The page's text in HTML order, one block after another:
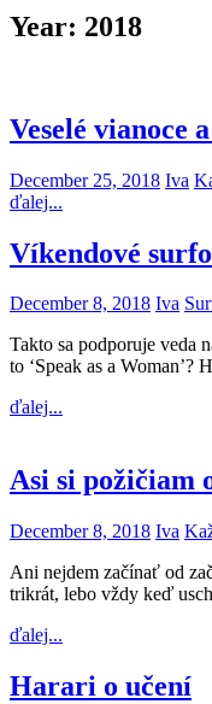
Year: 2018
Veselé vianoce
December 25, 2018 Iva
ďalej...
Víkendové
December 8, 2018 Iva
Takto sa podporuje veda
to ‘Speak as a
ďalej...
Asi si požičiam
December 8, 2018 Iva
Ani nejdem začínať od
trikrát, lebo vždy keď
ďalej...
Harari o učení